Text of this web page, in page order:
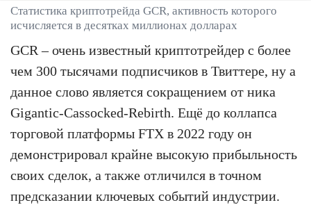
Статистика криптотрейда GCR, активность которого
исчисляется в десятках миллионах долларах
GCR – очень известный криптотрейдер с более
чем 300 тысячами подписчиков в Твиттере, ну а
данное слово является сокращением от ника
Gigantic-Cassocked-Rebirth. Ещё до коллапса
торговой платформы FTX в 2022 году он
демонстрировал крайне высокую прибыльность
своих сделок, а также отличился в точном
предсказании ключевых событий индустрии.